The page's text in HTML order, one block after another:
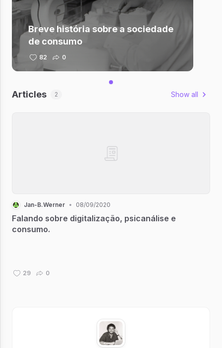
Breve história sobre a sociedade
de consumo
82 0
Articles 2 Show all
Jan-B.Werner • 08/09/2020
Falando sobre digitalização, psicanálise e
consumo.
29 0